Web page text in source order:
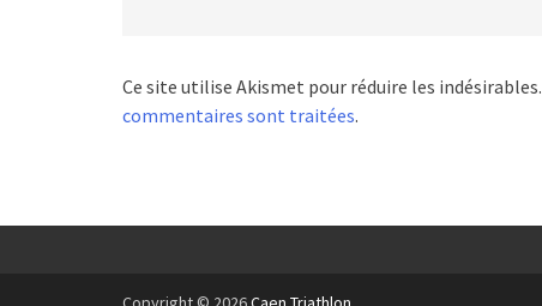
Ce site utilise Akismet pour réduire les indésirables.
commentaires sont traitées.